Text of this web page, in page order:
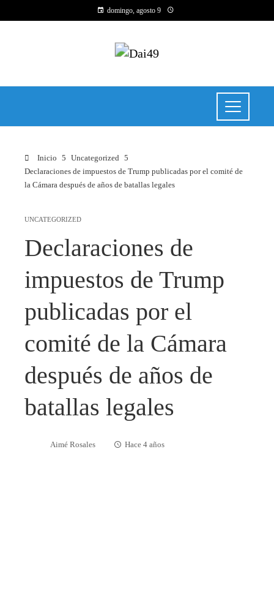
domingo, agosto 9
Inicio
Uncategorized
Declaraciones de impuestos de Trump publicadas por el comité de
la Cámara después de años de batallas legales
UNCATEGORIZED
Declaraciones de
impuestos de Trump
publicadas por el
comité de la Cámara
después de años de
batallas legales
Aimé Rosales Hace 4 años